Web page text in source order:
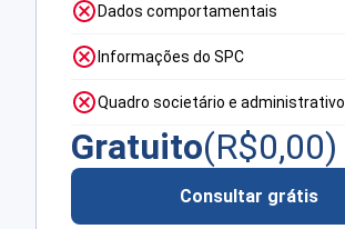
Dados comportamentais
Informações do SPC
Quadro societário e administrativo
Gratuito(R$0,00)
Consultar grátis